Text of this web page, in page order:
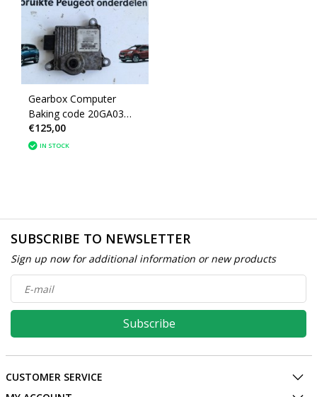
Gearbox Computer
Baking code 20GA03
9664134780 /
9671978480 Peugeot
€125,00
IN STOCK
SUBSCRIBE TO NEWSLETTER
Sign up now for additional information or new products
Subscribe
CUSTOMER SERVICE